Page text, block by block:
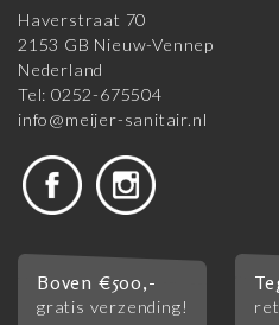
Haverstraat 70
2153 GB Nieuw-Vennep
Nederland
Tel: 0252-675504
info@meijer-sanitair.nl
Boven €500,-
gratis verzending!